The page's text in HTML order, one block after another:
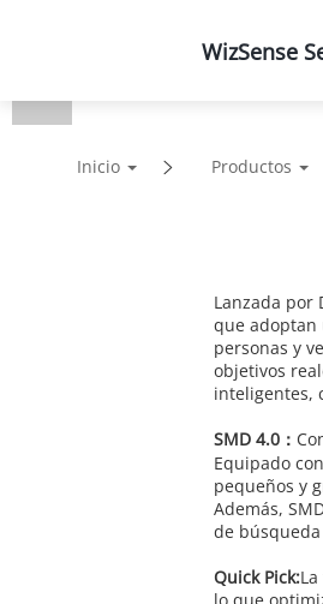
Productos
Inicio Productos
WizSense
Lanzada por
que adoptan
personas y
objetivos
inteligentes,
SMD 4.0：
Equipado
pequeños y
Además,
de
Quick Pick: